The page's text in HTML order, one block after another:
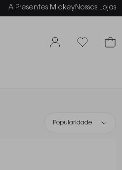
A Presentes MickeyNossas Lojas
Popularidade